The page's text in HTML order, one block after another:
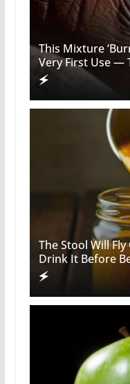
This Mixture
Very First Use —
The Stool Will
Drink It Before